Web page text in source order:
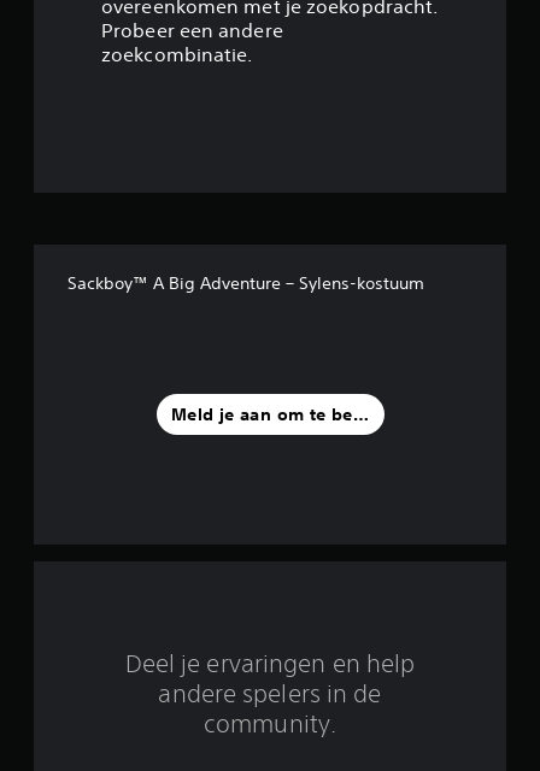
t
i
overeenkomen met je zoekopdracht.
Probeer een andere
zoekcombinatie.
Sackboy™ A Big Adventure – Sylens-kostuum
Meld je aan om te beoordelen
Deel je ervaringen en help
andere spelers in de
community.